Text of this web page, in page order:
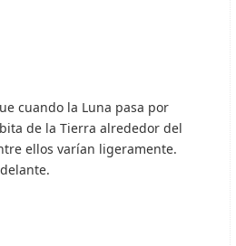
cuando la Luna pasa por
de la Tierra alrededor del
ellos varían ligeramente.